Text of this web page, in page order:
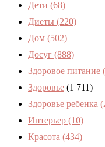
Дети (68)
Диеты (220)
Дом (502)
Досуг (888)
Здоровое питание
Здоровье (1 711)
Здоровье ребенка
Интерьер (10)
Красота (434)